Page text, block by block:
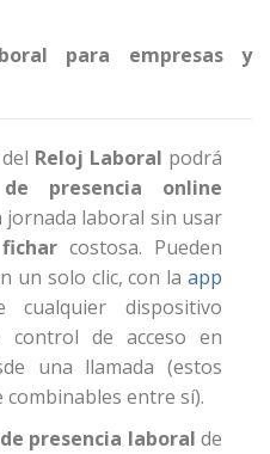
para empresas y
Reloj Laboral podrá
presencia online
jornada laboral sin usar
costosa. Pueden
un solo clic, con laapp
cualquier dispositivo
control de acceso en
una llamada (estos
entre sí).
presencia laboral de